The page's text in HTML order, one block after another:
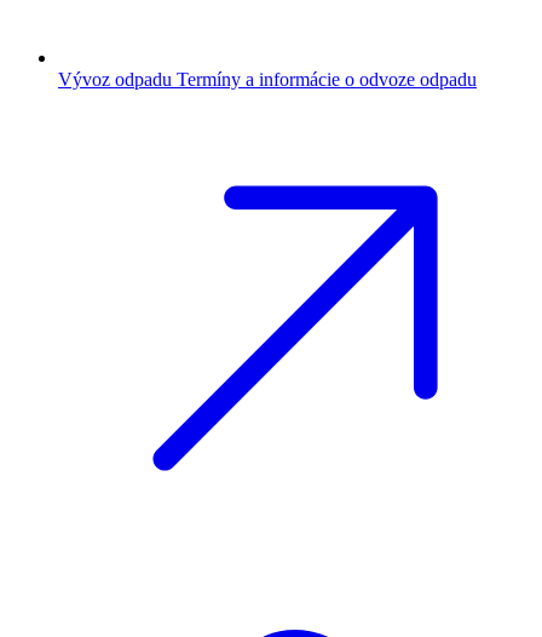
Vývoz odpadu Termíny a informácie o odvoze odpadu